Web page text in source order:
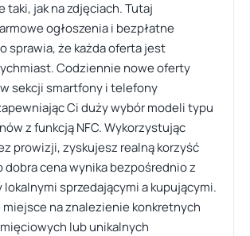
taki, jak na zdjęciach. Tutaj
ogłoszenia i bezpłatne
sprawia, że każda oferta jest
Codziennie nowe oferty
sekcji smartfony i telefony
Ci duży wybór modeli typu
z funkcją NFC. Wykorzystując
prowizji, zyskujesz realną korzyść
dobra cena wynika bezpośrednio z
sprzedającymi a kupującymi.
miejsce na znalezienie konkretnych
lub unikalnych